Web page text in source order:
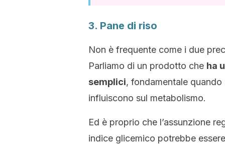
3. Pane di riso
Non è frequente come i due
Parliamo di un prodotto che ha
semplici, fondamentale
influiscono sul metabolismo.
Ed è proprio che l’assunzione
indice glicemico potrebbe